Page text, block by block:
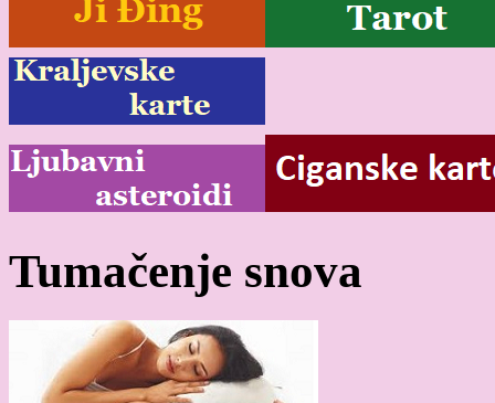
Tumačenje snova